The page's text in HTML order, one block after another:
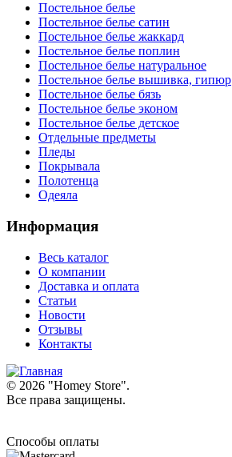
Постельное белье
Постельное белье сатин
Постельное белье жаккард
Постельное белье поплин
Постельное белье натуральное
Постельное белье вышивка, гипюр
Постельное белье бязь
Постельное белье эконом
Постельное белье детское
Отдельные предметы
Пледы
Покрывала
Полотенца
Одеяла
Информация
Весь каталог
О компании
Доставка и оплата
Статьи
Новости
Отзывы
Контакты
© 2026 "Homey Store".
Все права защищены.
Способы оплаты